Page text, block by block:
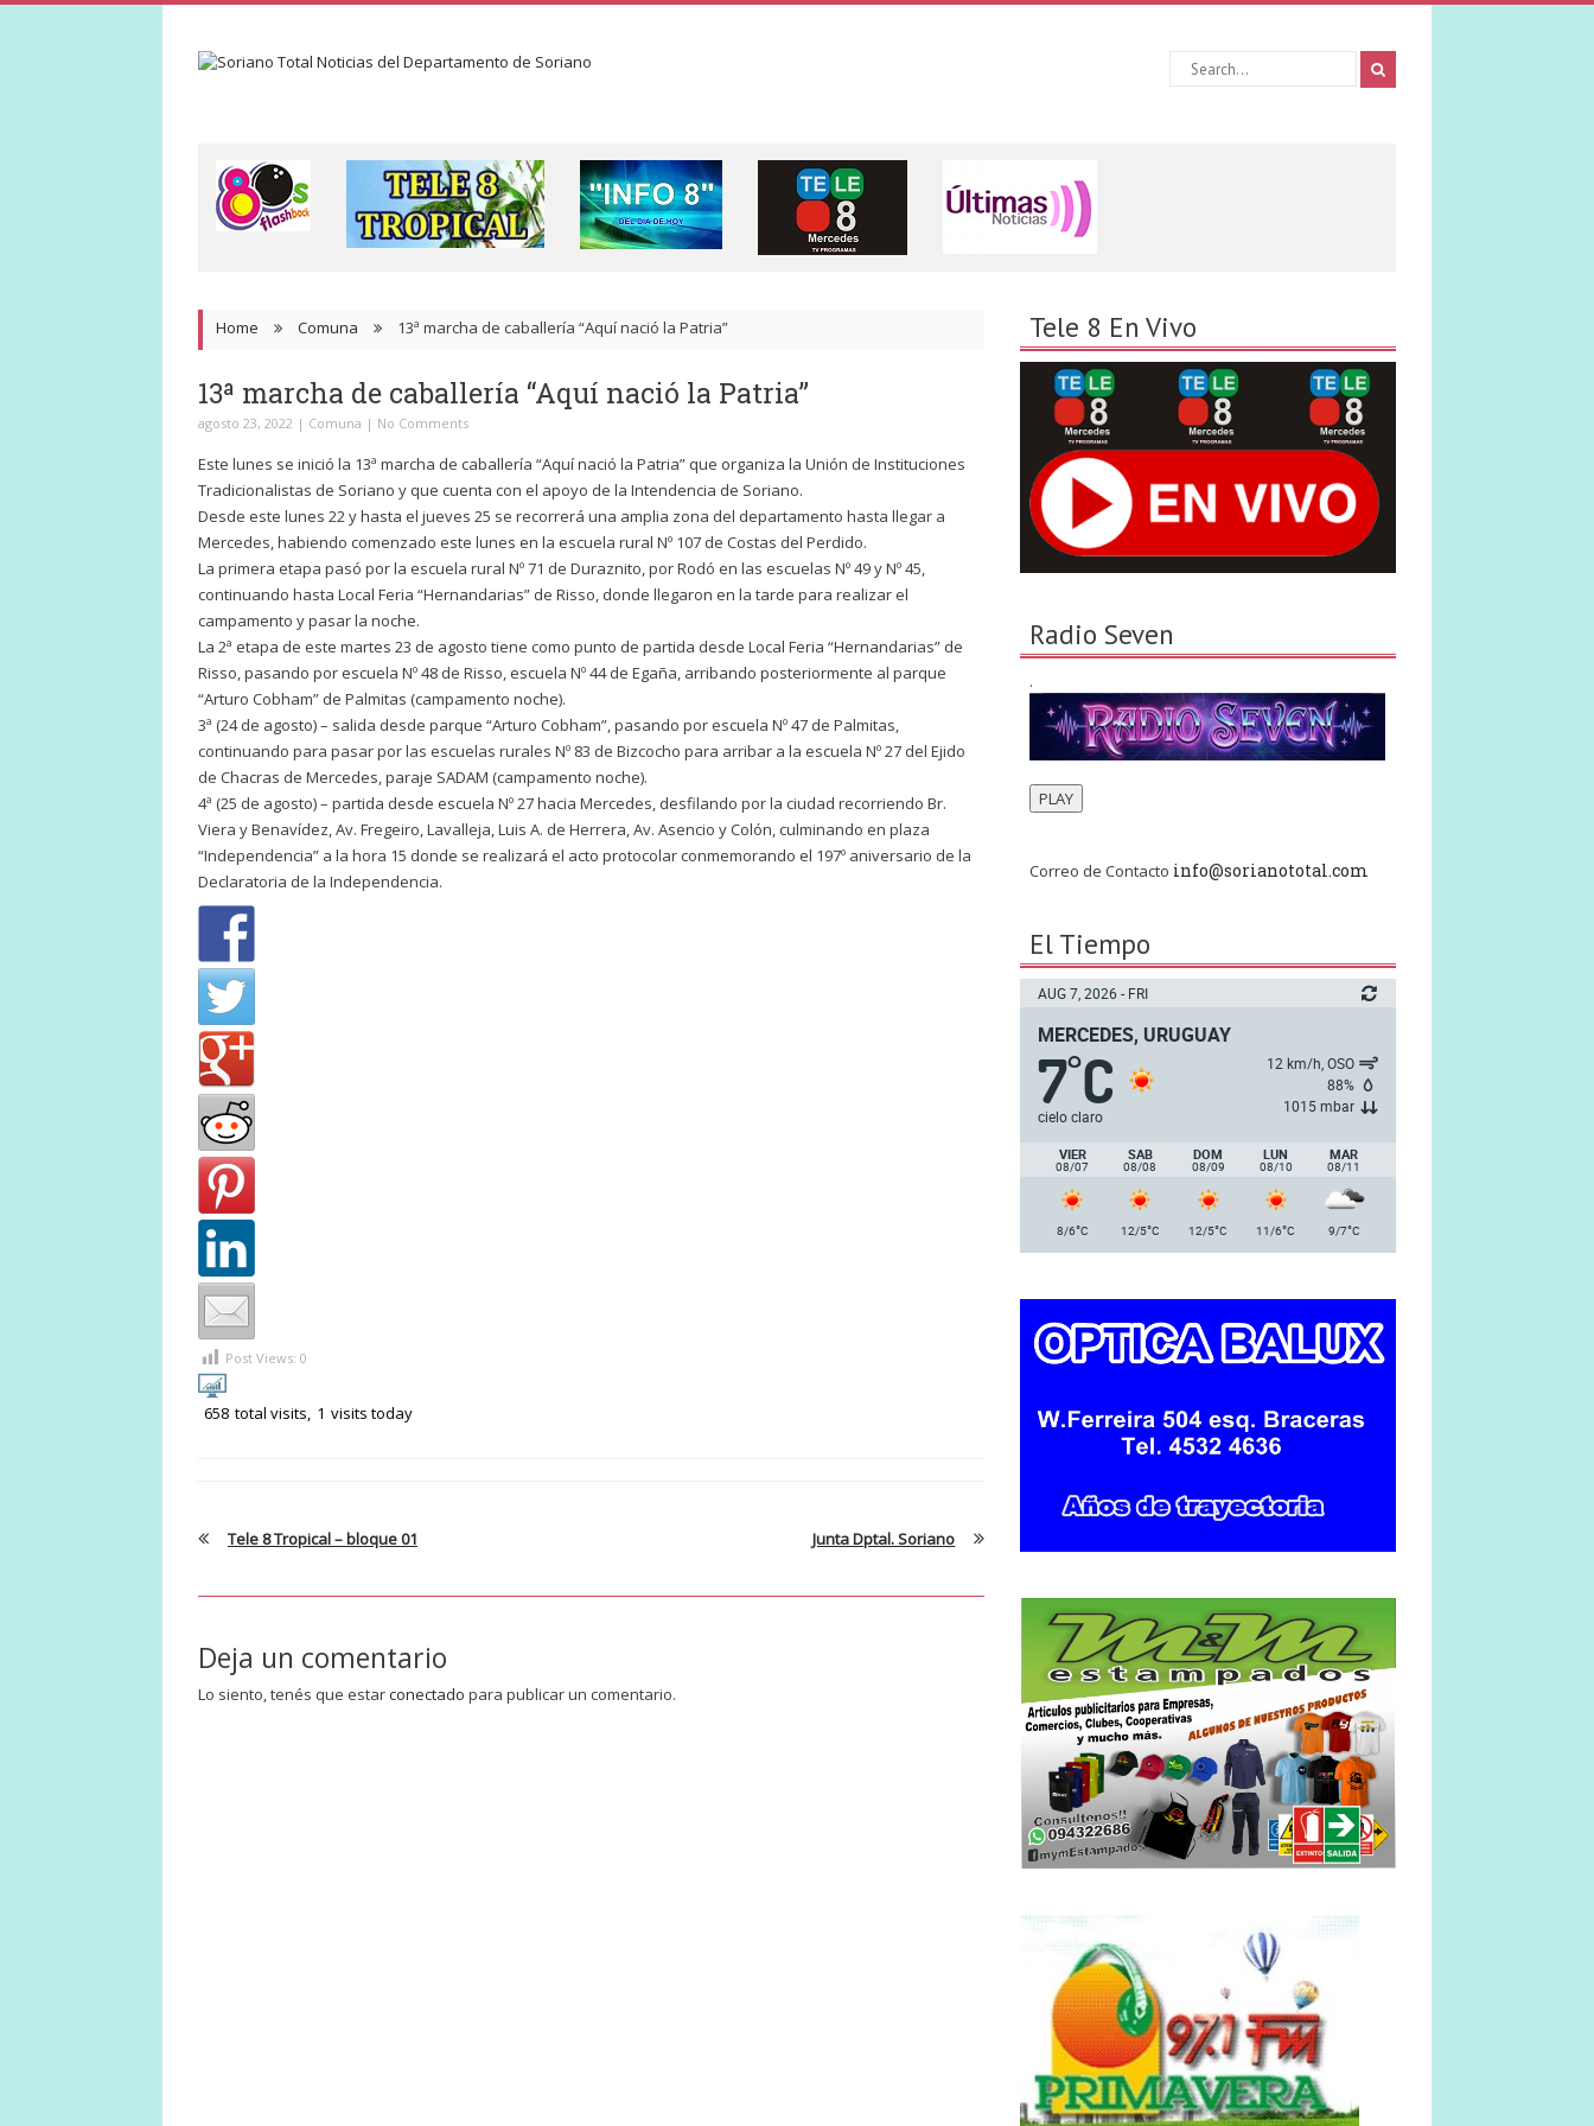
Tele 8 En Vivo
Radio Seven
.
PLAY
Correo de Contacto info@sorianototal.com
El Tiempo
AUG 7, 2026 - FRI
MERCEDES, URUGUAY
7°C
cielo claro
12 km/h, OSO
88%
1015 mbar
VIER
08/07
SAB
08/08
DOM
08/09
LUN
08/10
MAR
08/11
8/6°C 12/5°C 12/5°C 11/6°C 9/7°C
Home Comuna 13ª marcha de caballería “Aquí nació la Patria”
13ª marcha de caballería “Aquí nació la Patria”
agosto 23, 2022 | Comuna | No Comments
Este lunes se inició la 13ª marcha de caballería “Aquí nació la Patria” que organiza la Unión de Instituciones
Tradicionalistas de Soriano y que cuenta con el apoyo de la Intendencia de Soriano.
Desde este lunes 22 y hasta el jueves 25 se recorrerá una amplia zona del departamento hasta llegar a
Mercedes, habiendo comenzado este lunes en la escuela rural Nº 107 de Costas del Perdido.
La primera etapa pasó por la escuela rural Nº 71 de Duraznito, por Rodó en las escuelas Nº 49 y Nº 45,
continuando hasta Local Feria “Hernandarias” de Risso, donde llegaron en la tarde para realizar el
campamento y pasar la noche.
La 2ª etapa de este martes 23 de agosto tiene como punto de partida desde Local Feria “Hernandarias” de
Risso, pasando por escuela Nº 48 de Risso, escuela Nº 44 de Egaña, arribando posteriormente al parque
“Arturo Cobham” de Palmitas (campamento noche).
3ª (24 de agosto) – salida desde parque “Arturo Cobham”, pasando por escuela Nº 47 de Palmitas,
continuando para pasar por las escuelas rurales Nº 83 de Bizcocho para arribar a la escuela Nº 27 del Ejido
de Chacras de Mercedes, paraje SADAM (campamento noche).
4ª (25 de agosto) – partida desde escuela Nº 27 hacia Mercedes, desfilando por la ciudad recorriendo Br.
Viera y Benavídez, Av. Fregeiro, Lavalleja, Luis A. de Herrera, Av. Asencio y Colón, culminando en plaza
“Independencia” a la hora 15 donde se realizará el acto protocolar conmemorando el 197º aniversario de la
Declaratoria de la Independencia.
Post Views: 0
658 total visits, 1 visits today
Tele 8 Tropical – bloque 01 Junta Dptal. Soriano
Deja un comentario
Lo siento, tenés que estarconectado para publicar un comentario.